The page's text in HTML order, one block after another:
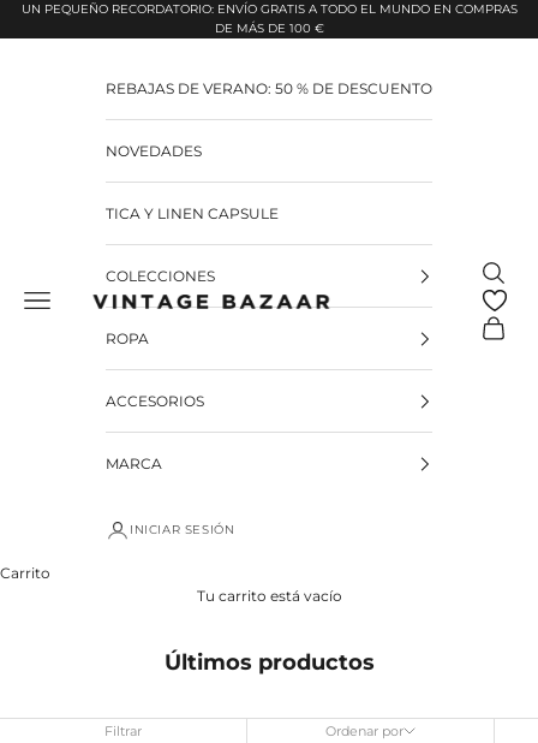
Pular para o conteúdo
UN PEQUEÑO RECORDATORIO: ENVÍO GRATIS A TODO EL MUNDO EN COMPRAS
DE MÁS DE 100 €
Vintage Bazaar
REBAJAS DE VERANO: 50 % DE DESCUENTO
NOVEDADES
TICA Y LINEN CAPSULE
COLECCIONES
ROPA
ACCESORIOS
MARCA
INICIAR SESIÓN
Carrito
Tu carrito está vacío
Últimos productos
Filtrar Ordenar por